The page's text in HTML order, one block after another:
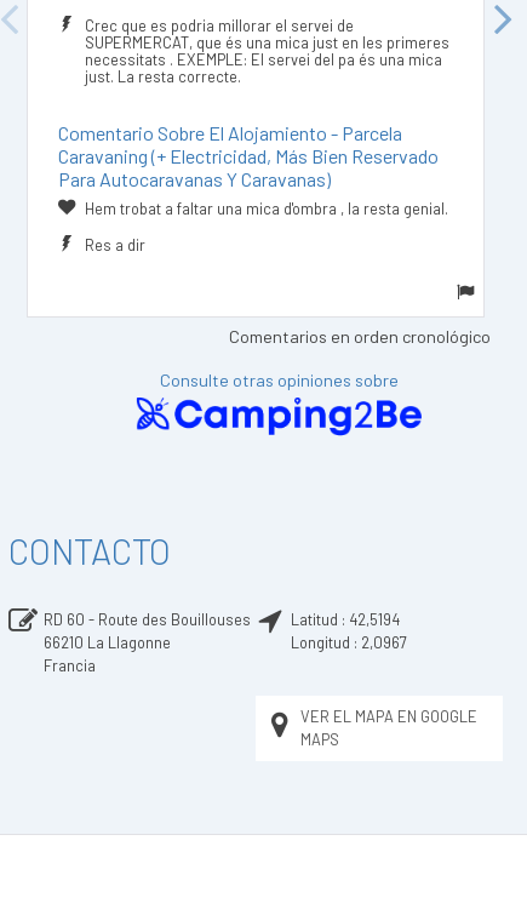
Previous
Crec que es podria millorar el servei de
SUPERMERCAT, que és una mica just en les primeres
necessitats . EXEMPLE: El servei del pa és una mica
just. La resta correcte.
Comentario Sobre El Alojamiento - Parcela
Caravaning (+ Electricidad, Más Bien Reservado
Para Autocaravanas Y Caravanas)
Hem trobat a faltar una mica d'ombra , la resta genial.
Res a dir
Next
Comentarios en orden cronológico
Consulte otras opiniones sobre
CONTACTO
RD 60 - Route des Bouillouses
66210 La Llagonne
Francia
Latitud : 42,5194
Longitud : 2,0967
VER EL MAPA EN GOOGLE
MAPS